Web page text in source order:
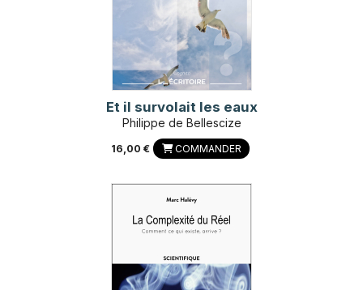
Et il survolait les eaux
Philippe de Bellescize
16,00 € COMMANDER